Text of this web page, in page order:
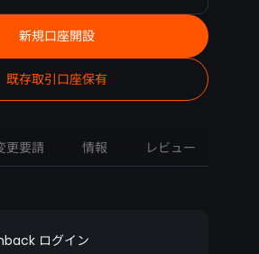
新規口座開設
既存取引口座保有
更要請 情報 レビュー
ログイン